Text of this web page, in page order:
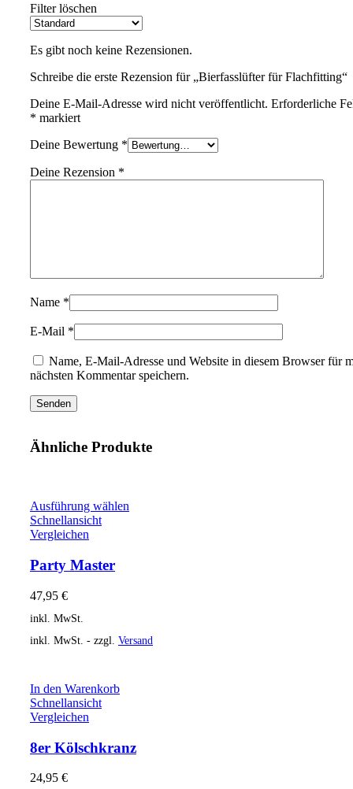
Filter löschen
Es gibt noch keine Rezensionen.
Schreibe die erste Rezension für „Bierfasslüfter für Flachfitting“
Deine E-Mail-Adresse wird nicht veröffentlicht. Erforderliche
* markiert
Deine Bewertung *
Deine Rezension *
Name *
E-Mail *
Name, E-Mail-Adresse und Website in diesem Browser für
nächsten Kommentar speichern.
Ähnliche Produkte
Ausführung wählen
Schnellansicht
Vergleichen
Party Master
47,95 €
inkl. MwSt.
inkl. MwSt. - zzgl. Versand
In den Warenkorb
Schnellansicht
Vergleichen
8er Kölschkranz
24,95 €